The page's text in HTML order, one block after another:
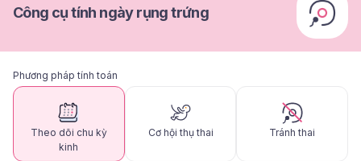
Công cụ tính ngày rụng trứng
Phương pháp tính toán
Theo dõi chu kỳ
kinh
Cơ hội thụ thai Tránh thai